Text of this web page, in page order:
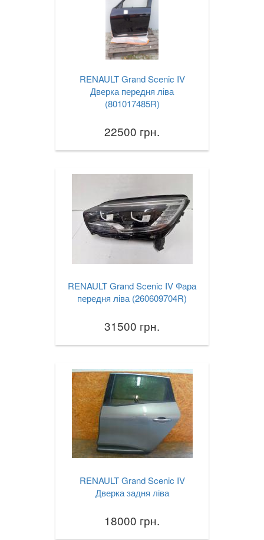
RENAULT Grand Scenic IV
Дверка передня ліва
(801017485R)
22500 грн.
RENAULT Grand Scenic IV Фара
передня ліва (260609704R)
31500 грн.
RENAULT Grand Scenic IV
Дверка задня ліва
18000 грн.